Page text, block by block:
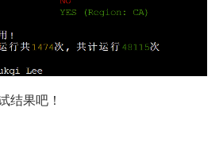
结果吧！